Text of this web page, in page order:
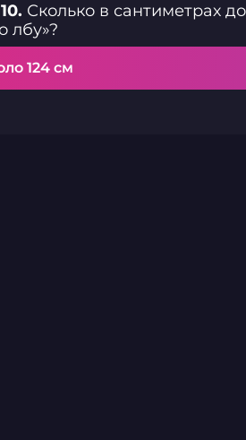
Сколько в сантиметрах
лбу»?
124 см